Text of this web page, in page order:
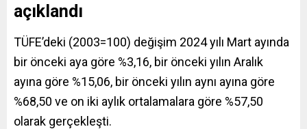
açıklandı
TÜFE’deki (2003=100) değişim 2024 yılı Mart ayında
bir önceki aya göre %3,16, bir önceki yılın Aralık
ayına göre %15,06, bir önceki yılın aynı ayına göre
%68,50 ve on iki aylık ortalamalara göre %57,50
olarak gerçekleşti.